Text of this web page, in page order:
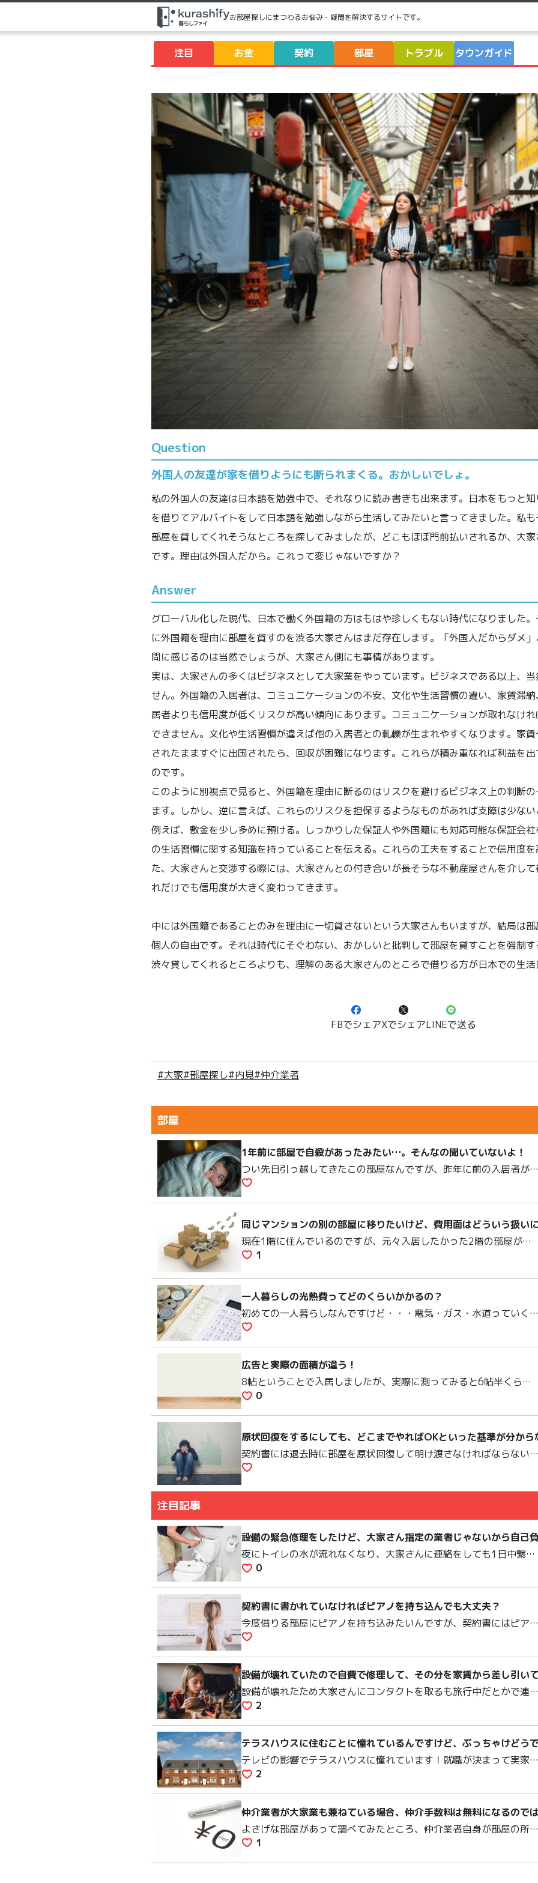
お部屋探しにまつわるお悩み・疑問を解決するサイトです。
注目 お金 契約 部屋 トラブル タウンガイド
外国人の友達が家を借りようにも断られまくる。おかしいでしょ。
Question
私の外国人の友達は日本語を勉強中で、それなりに読み書きも出来ます。日本をもっと
を借りてアルバイトをして日本語を勉強しながら生活してみたいと言ってきました。私も
部屋を貸してくれそうなところを探してみましたが、どこもほぼ門前払いされるか、大
です。理由は外国人だから。これって変じゃないですか？
Answer
グローバル化した現代、日本で働く外国籍の方はもはや珍しくもない時代になりました
に外国籍を理由に部屋を貸すのを渋る大家さんはまだ存在します。「外国人だからダメ
問に感じるのは当然でしょうが、大家さん側にも事情があります。
実は、大家さんの多くはビジネスとして大家業をやっています。ビジネスである以上、
せん。外国籍の入居者は、コミュニケーションの不安、文化や生活習慣の違い、家賃滞
居者よりも信用度が低くリスクが高い傾向にあります。コミュニケーションが取れなけ
できません。文化や生活習慣が違えば他の入居者との軋轢が生まれやすくなります。家
されたまますぐに出国されたら、回収が困難になります。これらが積み重なれば利益を
のです。
このように別視点で見ると、外国籍を理由に断るのはリスクを避けるビジネス上の判断
ます。しかし、逆に言えば、これらのリスクを担保するようなものがあれば支障は少ない
例えば、敷金を少し多めに預ける。しっかりした保証人や外国籍にも対応可能な保証会
の生活習慣に関する知識を持っていることを伝える。これらの工夫をすることで信用度
た、大家さんと交渉する際には、大家さんとの付き合いが長そうな不動産屋さんを介し
れだけでも信用度が大きく変わってきます。
中には外国籍であることのみを理由に一切貸さないという大家さんもいますが、結局は
個人の自由です。それは時代にそぐわない、おかしいと批判して部屋を貸すことを強制す
渋々貸してくれるところよりも、理解のある大家さんのところで借りる方が日本での生活
FBでシェアXでシェアLINEで送る
#大家#部屋探し#内見#仲介業者
部屋
1年前に部屋で自殺があったみたい…。そんなの聞いていないよ！
つい先日引っ越してきたこの部屋なんですが、昨年に前の入居者が…
同じマンションの別の部屋に移りたいけど、費用面はどういう扱い
現在1階に住んでいるのですが、元々入居したかった2階の部屋が…
1
一人暮らしの光熱費ってどのくらいかかるの？
初めての一人暮らしなんですけど・・・電気・ガス・水道っていく…
広告と実際の面積が違う！
8帖ということで入居しましたが、実際に測ってみると6帖半くら…
0
原状回復をするにしても、どこまでやればOKといった基準が分から
契約書には退去時に部屋を原状回復して明け渡さなければならない…
注目記事
設備の緊急修理をしたけど、大家さん指定の業者じゃないから自己負
夜にトイレの水が流れなくなり、大家さんに連絡をしても1日中繋…
0
契約書に書かれていなければピアノを持ち込んでも大丈夫？
今度借りる部屋にピアノを持ち込みたいんですが、契約書にはピア…
設備が壊れていたので自費で修理して、その分を家賃から差し引い
設備が壊れたため大家さんにコンタクトを取るも旅行中だとかで連…
2
テラスハウスに住むことに憧れているんですけど、ぶっちゃけどう
テレビの影響でテラスハウスに憧れています！就職が決まって実家…
2
仲介業者が大家業も兼ねている場合、仲介手数料は無料になるので
よさげな部屋があって調べてみたところ、仲介業者自身が部屋の所…
1